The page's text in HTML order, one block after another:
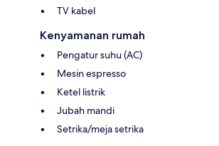
TV kabel
Kenyamanan rumah
Pengatur suhu (AC)
Mesin espresso
Ketel listrik
Jubah mandi
Setrika/meja setrika